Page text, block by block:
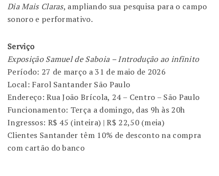
Dia Mais Claras, ampliando sua pesquisa para o campo
sonoro e performativo.
Serviço
Exposição Samuel de Saboia – Introdução ao infinito
Período: 27 de março a 31 de maio de 2026
Local: Farol Santander São Paulo
Endereço: Rua João Brícola, 24 – Centro – São Paulo
Funcionamento: Terça a domingo, das 9h às 20h
Ingressos: R$ 45 (inteira) | R$ 22,50 (meia)
Clientes Santander têm 10% de desconto na compra
com cartão do banco